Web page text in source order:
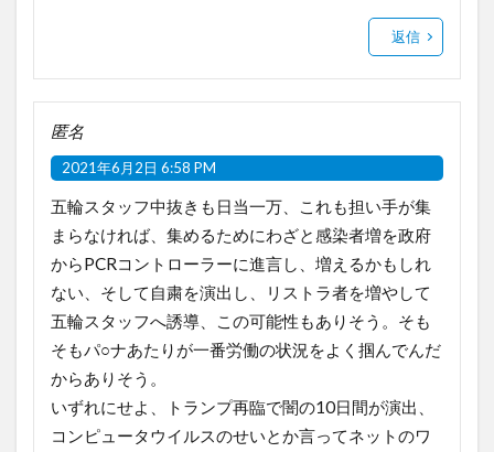
返信
匿名
2021年6月2日 6:58 PM
五輪スタッフ中抜きも日当一万、これも担い手が集
まらなければ、集めるためにわざと感染者増を政府
からPCRコントローラーに進言し、増えるかもしれ
ない、そして自粛を演出し、リストラ者を増やして
五輪スタッフへ誘導、この可能性もありそう。そも
そもパ○ナあたりが一番労働の状況をよく掴んでんだ
からありそう。
いずれにせよ、トランプ再臨で闇の10日間が演出、
コンピュータウイルスのせいとか言ってネットのワ